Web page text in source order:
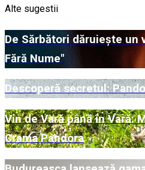
Alte sugestii
De Sărbători dăruiește un
Fără Nume"
Descoperă secretul:
Vin de Vară până în Vară:
Crama Pandora